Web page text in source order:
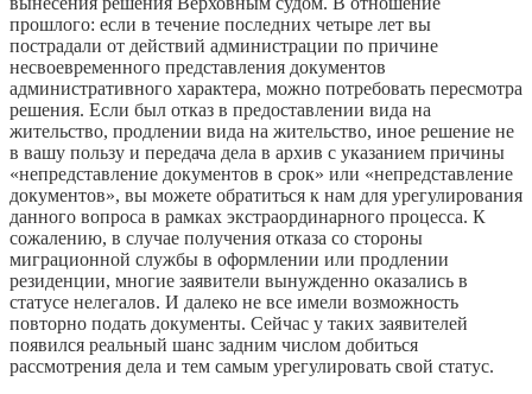
прошлого: если в течение последних четыре лет вы
пострадали от действий администрации по причине
несвоевременного представления документов
административного характера, можно потребовать пересмотра
решения. Если был отказ в предоставлении вида на
жительство, продлении вида на жительство, иное решение не
в вашу пользу и передача дела в архив с указанием причины
«непредставление документов в срок» или «непредставление
документов», вы можете обратиться к нам для урегулирования
данного вопроса в рамках экстраординарного процесса. К
сожалению, в случае получения отказа со стороны
миграционной службы в оформлении или продлении
резиденции, многие заявители вынужденно оказались в
статусе нелегалов. И далеко не все имели возможность
повторно подать документы. Сейчас у таких заявителей
появился реальный шанс задним числом добиться
рассмотрения дела и тем самым урегулировать свой статус.